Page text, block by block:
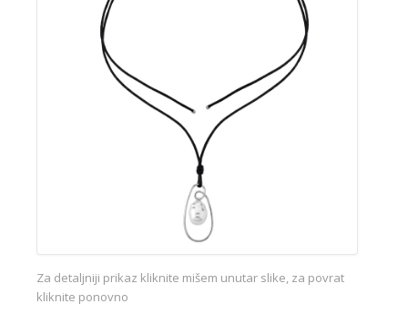
Za detaljniji prikaz kliknite mišem unutar slike, za povrat
kliknite ponovno